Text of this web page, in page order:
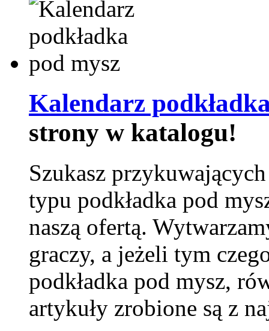
Kalendarz
strony w katalogu!
Szukasz
typu podkładka pod
naszą ofertą.
graczy, a jeżeli tym
podkładka pod mysz,
artykuły zrobione są z